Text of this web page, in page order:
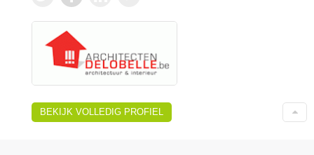
BEKIJK VOLLEDIG PROFIEL